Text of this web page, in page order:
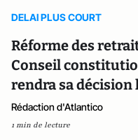
DELAI PLUS COURT
Réforme des
Conseil
rendra sa décision
Rédaction d'Atlantico
1 min de lecture